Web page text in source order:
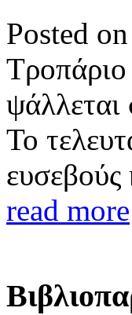
Posted
ψάλλεται
Το
ευσεβούς
read more